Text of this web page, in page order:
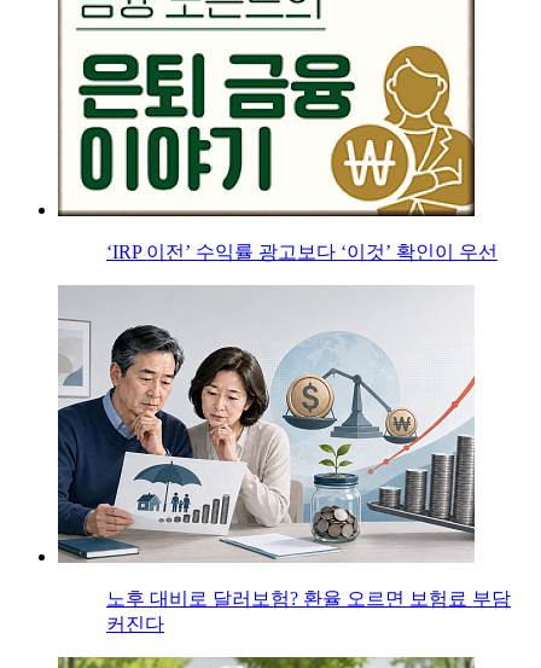
‘IRP 이전’ 수익률 광고보다 ‘이것’ 확인이 우선
노후 대비로 달러보험? 환율 오르면 보험료 부담
커진다